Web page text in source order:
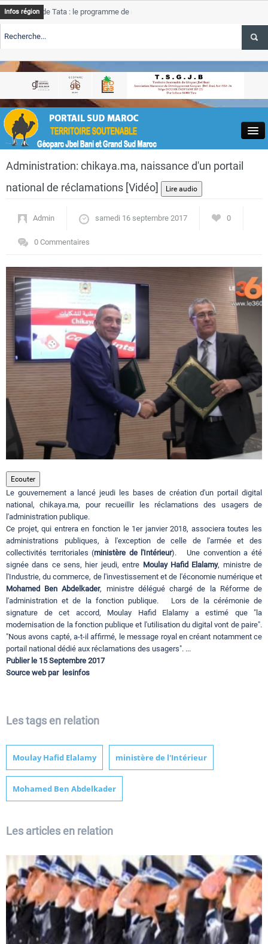
Close
Actualités
Circuits touristiques
Tourisme
Régions
Hotels
Evenements
Contact
Infos région
de Tata : le programme de rehabilitation post-inondations
TSGJB Tourisme : l’ONMT renforce l’aerien a Dakhla et
Tata
TSGJB Tourisme au Maroc : Transavia renforce les vols Paris-
Administration: chikaya.ma, naissance d'un portail
national de réclamations [Vidéo]
Admin samedi 16 septembre 2017 0
0 Commentaires
Ecouter
Le gouvernement a lancé jeudi les bases de création d'un portail digital
national, chikaya.ma, pour recueillir les réclamations des usagers de
l'administration publique.
Ce projet, qui entrera en fonction le 1er janvier 2018, associera toutes les
administrations publiques, à l'exception de celle de l'armée et des
collectivités territoriales (ministère de l'Intérieur). Une convention a été
signée dans ce sens, hier jeudi, entre Moulay Hafid Elalamy, ministre de
l'Industrie, du commerce, de l'investissement et de l'économie numérique et
Mohamed Ben Abdelkader, ministre délégué chargé de la Réforme de
l'administration et de la fonction publique. Lors de la cérémonie de
signature de cet accord, Moulay Hafid Elalamy a estimé que "la
modernisation de la fonction publique et l'utilisation du digital vont de paire".
"Nous avons capté, a-t-il affirmé, le message royal en créant notamment ce
portail national dédié aux réclamations des usagers". ...
Publier le 15 Septembre 2017
Source web par lesinfos
Les tags en relation
Moulay Hafid Elalamy ministère de l'Intérieur
Mohamed Ben Abdelkader
Les articles en relation